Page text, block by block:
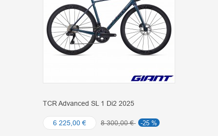
TCR Advanced SL 1 Di2 2025
6 225,00 € 8 300,00 € -25 %